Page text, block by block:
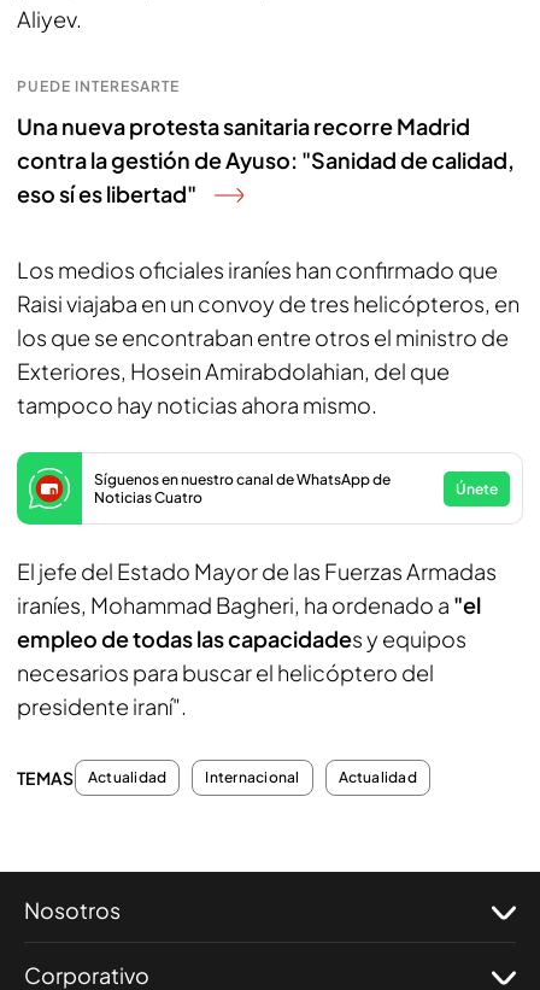
Aliyev.
PUEDE INTERESARTE
Una nueva protesta sanitaria recorre Madrid
contra la gestión de Ayuso: "Sanidad de calidad,
eso sí es libertad"
Los medios oficiales iraníes han confirmado que
Raisi viajaba en un convoy de tres helicópteros, en
los que se encontraban entre otros el ministro de
Exteriores, Hosein Amirabdolahian, del que
tampoco hay noticias ahora mismo.
Síguenos en nuestro canal de WhatsApp de
Noticias Cuatro
Únete
El jefe del Estado Mayor de las Fuerzas Armadas
iraníes, Mohammad Bagheri, ha ordenado a "el
empleo de todas las capacidades y equipos
necesarios para buscar el helicóptero del
presidente iraní".
TEMAS Actualidad Internacional Actualidad
Nosotros
Corporativo